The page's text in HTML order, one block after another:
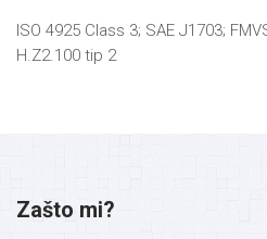
ISO 4925 Class 3; SAE J1703;
H.Z2.100 tip 2
Zašto mi?